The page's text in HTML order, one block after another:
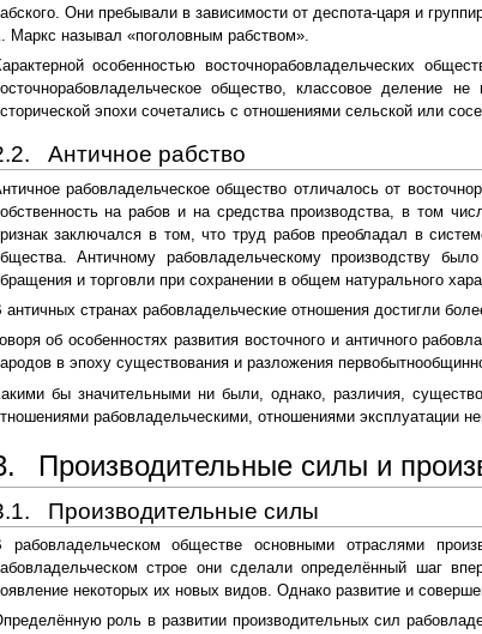
Они пребывали в зависимости от деспота-царя и
Маркс называл «поголовным рабством».
особенностью восточнорабовладельческих
общество, классовое деление
эпохи сочетались с отношениями сельской или
Античное рабство
рабовладельческое общество отличалось от
на рабов и на средства производства, в том
заключался в том, что труд рабов преобладал в
Античному рабовладельческому производству
и торговли при сохранении в общем натурального
античных странах рабовладельческие отношения достигли
Говоря об особенностях развития восточного и античного
в эпоху существования и разложения
бы значительными ни были, однако, различия,
рабовладельческими, отношениями эксплуатации
Производительные силы и
Производительные силы
рабовладельческом обществе основными отраслями
строе они сделали определённый шаг
некоторых их новых видов. Однако развитие и
роль в развитии производительных сил